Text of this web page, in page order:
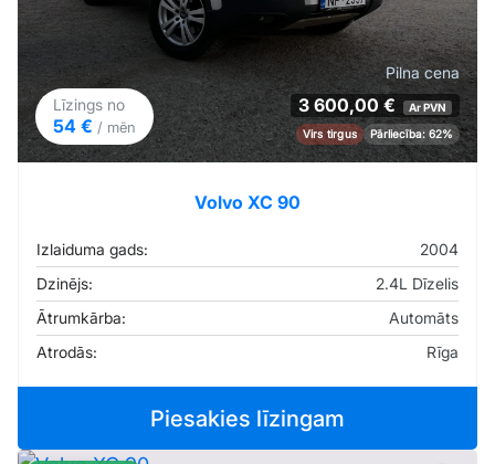
Līzings no
54 € / mēn
Pilna cena
3 600,00 € Ar PVN
Virs tirgus Pārliecība: 62%
Volvo XC 90
Izlaiduma gads:
2004
Dzinējs:
2.4L Dīzelis
Ātrumkārba:
Automāts
Atrodās:
Rīga
Piesakies līzingam